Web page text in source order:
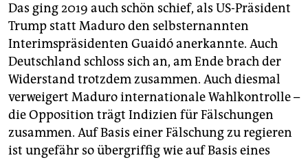
Das ging 2019 auch schön schief, als US-Präsident
Trump statt Maduro den selbsternannten
Interimspräsidenten Guaidó anerkannte. Auch
Deutschland schloss sich an, am Ende brach der
Widerstand trotzdem zusammen. Auch diesmal
verweigert Maduro internationale Wahlkontrolle –
die Opposition trägt Indizien für Fälschungen
zusammen. Auf Basis einer Fälschung zu regieren
ist ungefähr so übergriffig wie auf Basis eines